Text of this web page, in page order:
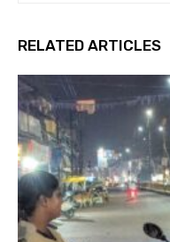
RELATED ARTICLES